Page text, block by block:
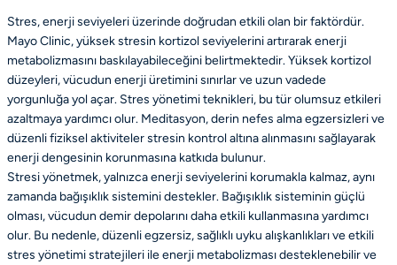
Stres, enerji seviyeleri üzerinde doğrudan etkili olan bir faktördür.
Mayo Clinic, yüksek stresin kortizol seviyelerini artırarak enerji
metabolizmasını baskılayabileceğini belirtmektedir. Yüksek kortizol
düzeyleri, vücudun enerji üretimini sınırlar ve uzun vadede
yorgunluğa yol açar. Stres yönetimi teknikleri, bu tür olumsuz etkileri
azaltmaya yardımcı olur. Meditasyon, derin nefes alma egzersizleri ve
düzenli fiziksel aktiviteler stresin kontrol altına alınmasını sağlayarak
enerji dengesinin korunmasına katkıda bulunur.
Stresi yönetmek, yalnızca enerji seviyelerini korumakla kalmaz, aynı
zamanda bağışıklık sistemini destekler. Bağışıklık sisteminin güçlü
olması, vücudun demir depolarını daha etkili kullanmasına yardımcı
olur. Bu nedenle, düzenli egzersiz, sağlıklı uyku alışkanlıkları ve etkili
stres yönetimi stratejileri ile enerji metabolizması desteklenebilir ve